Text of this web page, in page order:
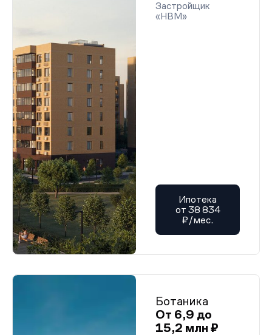
Застройщик
«НВМ»
Ипотека
от 38 834
₽/мес.
Ботаника
От 6,9 до
15,2 млн ₽